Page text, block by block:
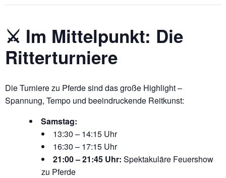
⚔️ Im Mittelpunkt: Die
Ritterturniere
Die Turniere zu Pferde sind das große Highlight –
Spannung, Tempo und beeindruckende Reitkunst:
Samstag:
13:30 – 14:15 Uhr
16:30 – 17:15 Uhr
21:00 – 21:45 Uhr: Spektakuläre Feuershow
zu Pferde